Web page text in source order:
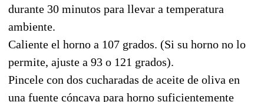
durante 30 minutos para llevar a temperatura
ambiente.
Caliente el horno a 107 grados. (Si su horno no lo
permite, ajuste a 93 o 121 grados).
Pincele con dos cucharadas de aceite de oliva en
una fuente cóncava para horno suficientemente